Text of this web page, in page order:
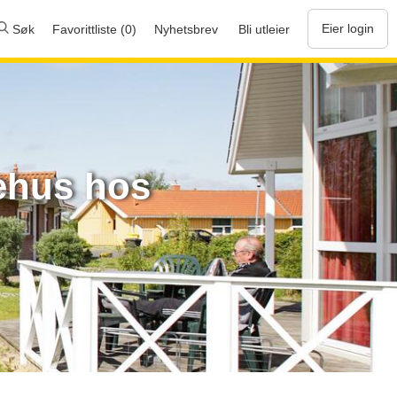
Søk Favorittliste (0) Nyhetsbrev Bli utleier Eier login
hos